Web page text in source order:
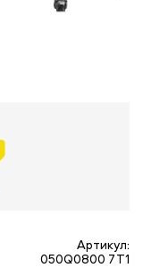
Артикул:
050Q0800 7T1